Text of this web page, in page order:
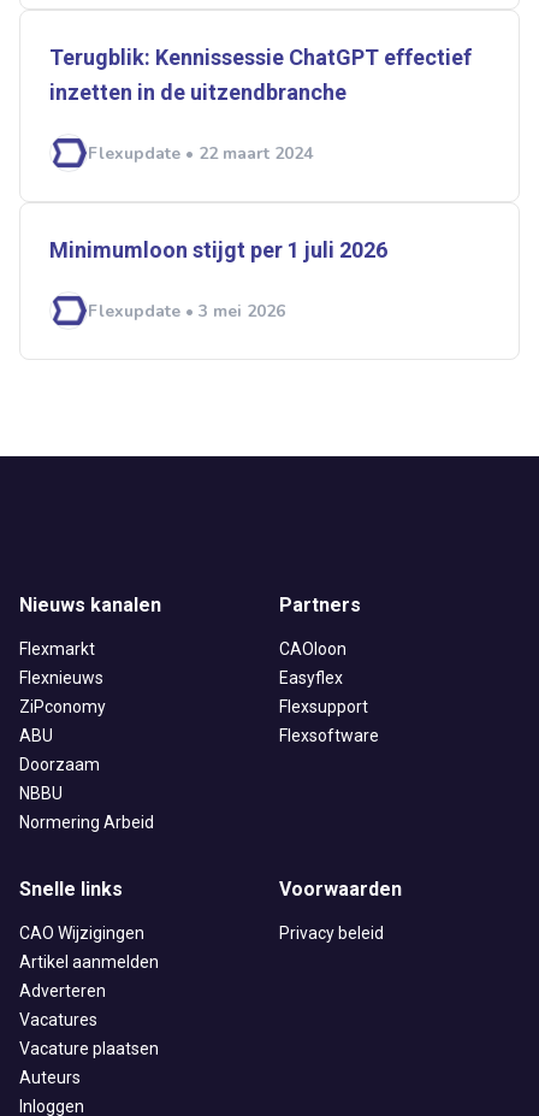
Terugblik: Kennissessie ChatGPT effectief
inzetten in de uitzendbranche
Flexupdate • 22 maart 2024
Minimumloon stijgt per 1 juli 2026
Flexupdate • 3 mei 2026
Nieuws kanalen
Flexmarkt
Flexnieuws
ZiPconomy
ABU
Doorzaam
NBBU
Normering Arbeid
Partners
CAOloon
Easyflex
Flexsupport
Flexsoftware
Snelle links
CAO Wijzigingen
Artikel aanmelden
Adverteren
Vacatures
Vacature plaatsen
Auteurs
Inloggen
Voorwaarden
Privacy beleid